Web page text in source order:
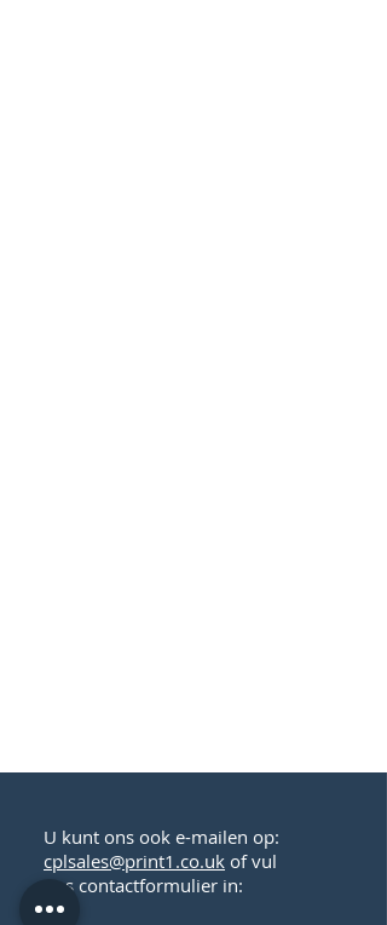
U kunt ons ook e-mailen op:
cplsales@print1.co.uk of vul
ons contactformulier in: